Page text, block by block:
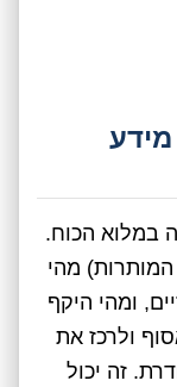
במלוא הכוח.
מהי
ומהי היקף
ולרכז את
זה יכול